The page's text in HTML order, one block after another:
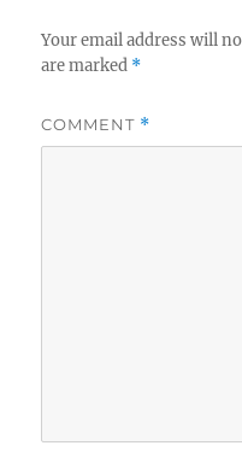
Your email address will
are marked *
COMMENT *